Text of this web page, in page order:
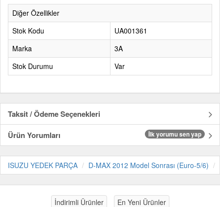
Diğer Özellikler
Stok Kodu
UA001361
Marka
3A
Stok Durumu
Var
Taksit / Ödeme Seçenekleri
Ürün Yorumları
İlk yorumu sen yap
ISUZU YEDEK PARÇA D-MAX 2012 Model Sonrası (Euro-5/6)
İndirimli Ürünler En Yeni Ürünler